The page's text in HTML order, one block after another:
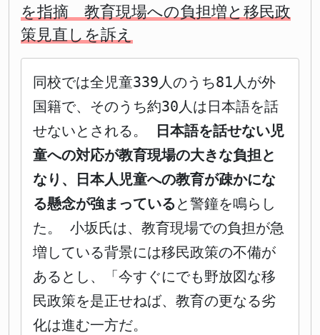
を指摘 教育現場への負担増と移民政
策見直しを訴え
同校では全児童339人のうち81人が外
国籍で、そのうち約30人は日本語を話
せないとされる。
日本語を話せない児
童への対応が教育現場の大きな負担と
なり、日本人児童への教育が疎かにな
る懸念が強まっていると警鐘を鳴らし
た。 小坂氏は、教育現場での負担が急
増している背景には移民政策の不備が
あるとし、「今すぐにでも野放図な移
民政策を是正せねば、教育の更なる劣
化は進む一方だ。